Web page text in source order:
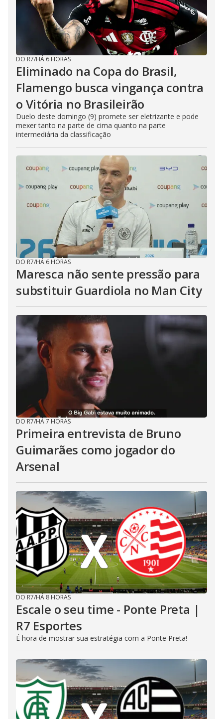
DO R7/HÁ 6 HORAS
Eliminado na Copa do Brasil,
Flamengo busca vingança contra
o Vitória no Brasileirão
Duelo deste domingo (9) promete ser eletrizante e pode
mexer tanto na parte de cima quanto na parte
intermediária da classificação
DO R7/HÁ 6 HORAS
Maresca não sente pressão para
substituir Guardiola no Man City
DO R7/HÁ 7 HORAS
Primeira entrevista de Bruno
Guimarães como jogador do
Arsenal
DO R7/HÁ 8 HORAS
Escale o seu time - Ponte Preta |
R7 Esportes
É hora de mostrar sua estratégia com a Ponte Preta!